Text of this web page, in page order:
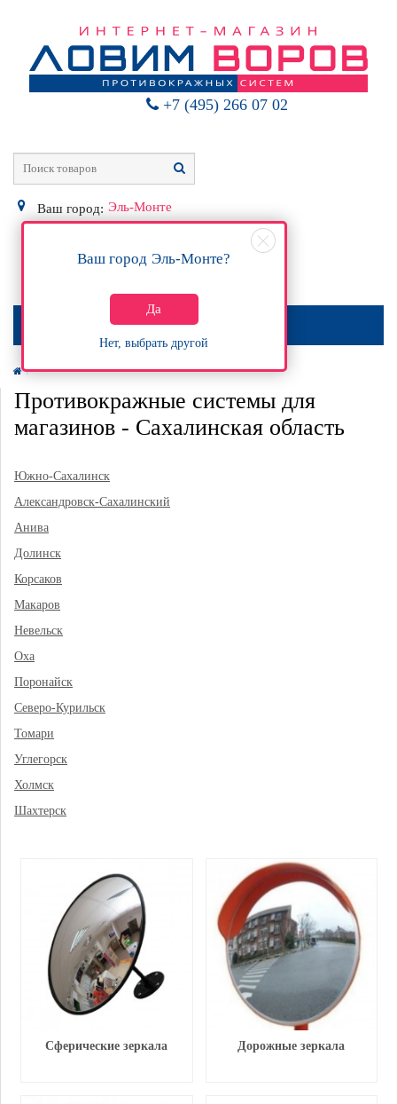
+7 (495) 266 07 02
Ваш город: Эль-Монте
Ваш город Эль-Монте?
Да
Нет, выбрать другой
0Р
МЕНЮ
Противокражные системы для
магазинов - Сахалинская область
Южно-Сахалинск
Александровск-Сахалинский
Анива
Долинск
Корсаков
Макаров
Невельск
Оха
Поронайск
Северо-Курильск
Томари
Углегорск
Холмск
Шахтерск
Сферические зеркала Дорожные зеркала